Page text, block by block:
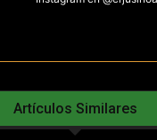
Artículos Similares